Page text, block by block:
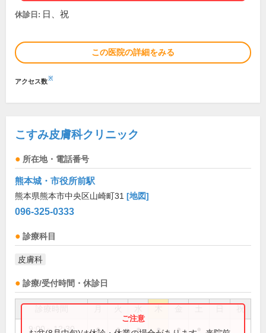
休診日: 日、祝
この医院の詳細をみる
アクセス数※
こすみ皮膚科クリニック
所在地・電話番号
熊本城・市役所前駅
熊本県熊本市中央区山崎町31 [地図]
096-325-0333
診療科目
皮膚科
診療/受付時間・休診日
祝
9:00～12:30 ● ● ● ● ●